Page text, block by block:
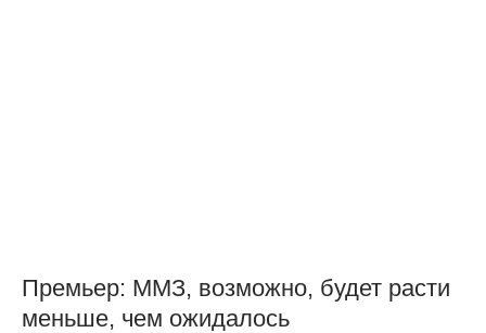
Премьер: ММЗ, возможно, будет расти
меньше, чем ожидалось